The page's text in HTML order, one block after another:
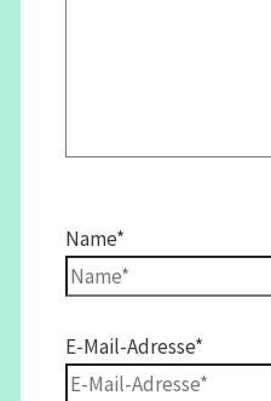
Name*
E-Mail-Adresse*